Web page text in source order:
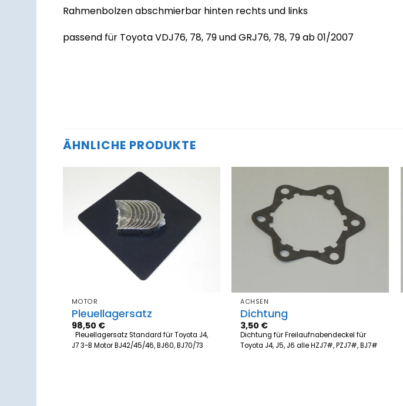
Rahmenbolzen abschmierbar hinten rechts und links
passend für Toyota VDJ76, 78, 79 und GRJ76, 78, 79 ab 01/2007
ÄHNLICHE PRODUKTE
Merkzettel
hinzufügen
MOTOR
Pleuellagersatz
98,50 €
Pleuellagersatz Standard für Toyota J4,
J7 3-B Motor BJ42/45/46, BJ60, BJ70/73
Merkzettel
hinzufügen
ACHSEN
Dichtung
3,50 €
Dichtung für Freilaufnabendeckel für
Toyota J4, J5, J6 alle HZJ7#, PZJ7#, BJ7#